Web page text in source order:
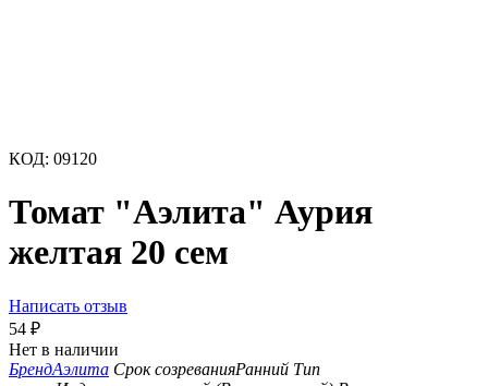
КОД: 09120
Томат "Аэлита" Аурия
желтая 20 сем
Написать отзыв
54 ₽
Нет в наличии
БрендАэлита Срок созреванияРанний Тип